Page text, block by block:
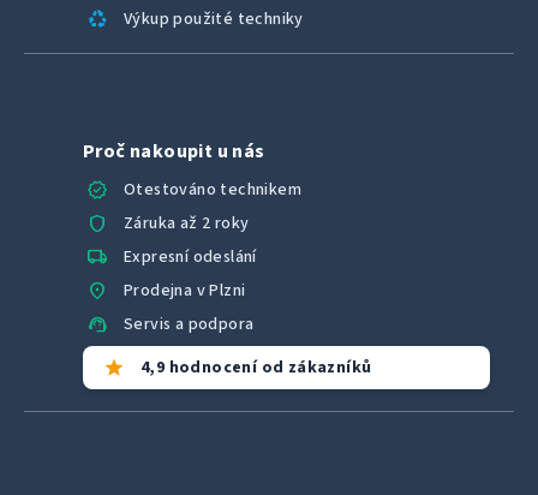
recycling Výkup použité techniky
Proč nakoupit u nás
verified
Otestováno technikem
shield Záruka až 2 roky
local_shipping Expresní odeslání
location_on Prodejna v Plzni
support_agent Servis a podpora
star 4,9 hodnocení od zákazníků